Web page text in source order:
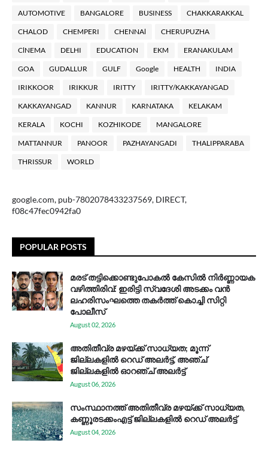
AUTOMOTIVE BANGALORE BUSINESS CHAKKARAKKAL
CHALOD CHEMPERI CHENNAl CHERUPUZHA
ClNEMA DELHI EDUCATION EKM ERANAKULAM
GOA GUDALLUR GULF Google HEALTH INDIA
IRIKKOOR IRIKKUR IRITTY IRITTY/KAKKAYANGAD
KAKKAYANGAD KANNUR KARNATAKA KELAKAM
KERALA KOCHI KOZHIKODE MANGALORE
MATTANNUR PANOOR PAZHAYANGADI THALIPPARABA
THRISSUR WORLD
google.com, pub-7802078433237569, DIRECT,
f08c47fec0942fa0
POPULAR POSTS
മരട് തട്ടിക്കൊണ്ടുപോകൽ കേസിൽ നിർണ്ണായക
വഴിത്തിരിവ്: ഇരിട്ടി സ്വദേശി അടക്കം വൻ
ലഹരിസംഘത്തെ തകർത്ത് കൊച്ചി സിറ്റി
പോലീസ്
August 02, 2026
അതിതീവ്ര മഴയ്ക്ക് സാധ്യത; മൂന്ന്
ജില്ലകളിൽ റെഡ് അലർട്ട്, അഞ്ച്
ജില്ലകളിൽ ഓറഞ്ച് അലർട്ട്
August 06, 2026
സം​സ്ഥാ​ന​ത്ത് അ​തി​തീ​വ്ര മ​ഴ​യ്ക്ക് സാ​ധ്യ​ത,
കണ്ണൂരടക്കംഎ​ട്ട് ജി​ല്ല​ക​ളി​ൽ റെ​ഡ് അ​ലർ​ട്ട്
August 04, 2026